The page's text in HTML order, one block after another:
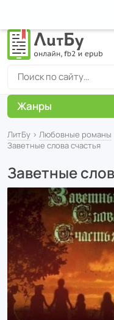
ЛитБу › Любовные романы
Заветные слова счастья
Заветные
Жанры